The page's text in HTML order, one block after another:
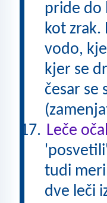
pride do
kot zrak.
vodo,
kjer se
česar se
Leče
tudi
dve leči